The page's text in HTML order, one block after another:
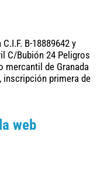
C.I.F. B-18889642 y
C/Bubión 24 Peligros
mercantil de Granada
inscripción primera de
web